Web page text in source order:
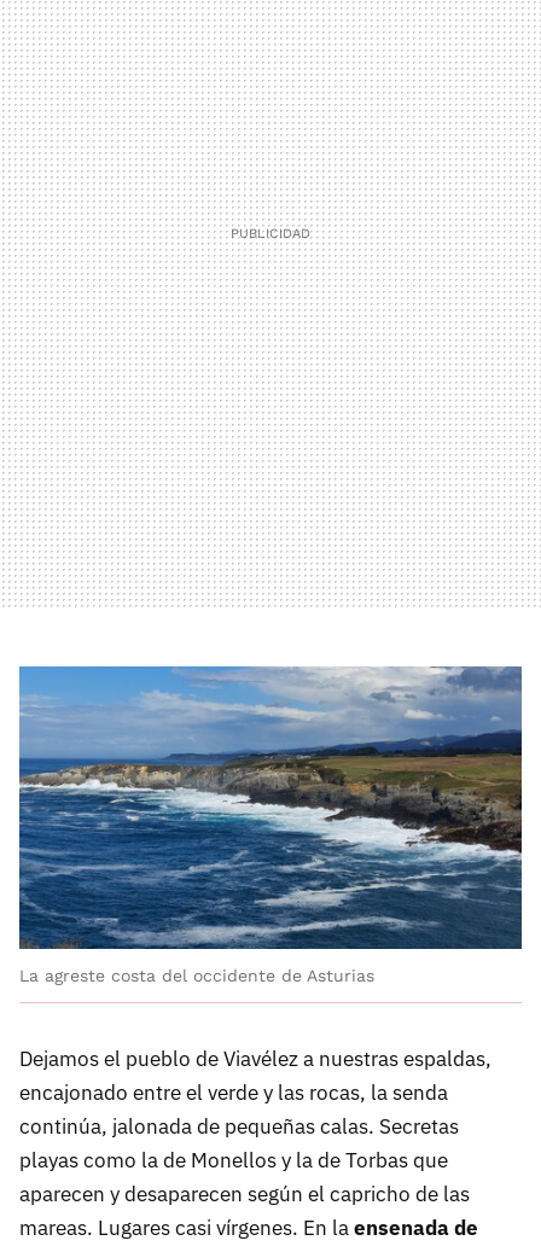
La agreste costa del occidente de Asturias
Dejamos el pueblo de Viavélez a nuestras espaldas,
encajonado entre el verde y las rocas, la senda
continúa, jalonada de pequeñas calas. Secretas
playas como la de Monellos y la de Torbas que
aparecen y desaparecen según el capricho de las
mareas. Lugares casi vírgenes. En laensenada de